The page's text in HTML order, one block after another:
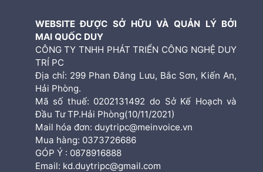
WEBSITE ĐƯỢC SỞ HỮU VÀ QUẢN LÝ BỞI
MAI QUỐC DUY
CÔNG TY TNHH PHÁT TRIỂN CÔNG NGHỆ DUY
TRÍ PC
Địa chỉ: 299 Phan Đăng Lưu, Bắc Sơn, Kiến An,
Hải Phòng.
Mã số thuế: 0202131492 do Sở Kế Hoạch và
Đầu Tư TP.Hải Phòng(10/11/2021)
Mail hóa đơn: duytripc@meinvoice.vn
Mua hàng: 0373726686
GÓP Ý : 0878916888
Email: kd.duytripc@gmail.com